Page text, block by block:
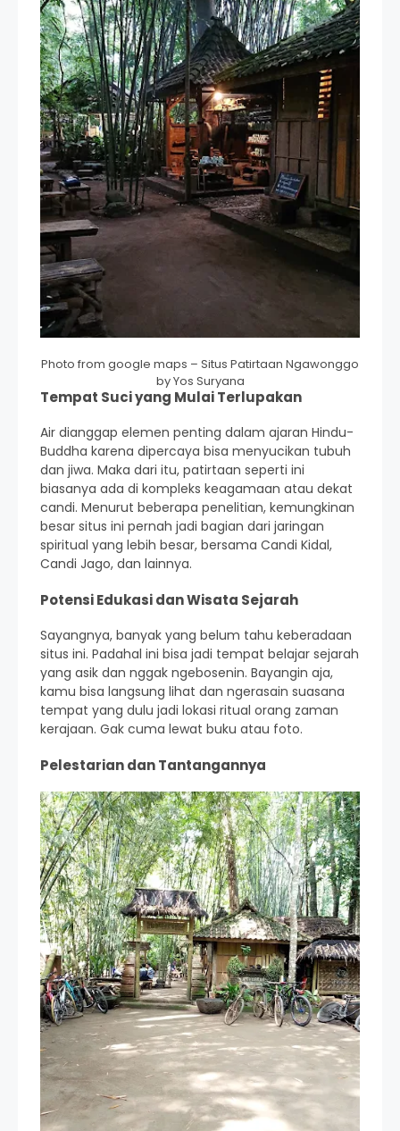
Photo from google maps – Situs Patirtaan Ngawonggo
by Yos Suryana
Tempat Suci yang Mulai Terlupakan
Air dianggap elemen penting dalam ajaran Hindu-
Buddha karena dipercaya bisa menyucikan tubuh
dan jiwa. Maka dari itu, patirtaan seperti ini
biasanya ada di kompleks keagamaan atau dekat
candi. Menurut beberapa penelitian, kemungkinan
besar situs ini pernah jadi bagian dari jaringan
spiritual yang lebih besar, bersama Candi Kidal,
Candi Jago, dan lainnya.
Potensi Edukasi dan Wisata Sejarah
Sayangnya, banyak yang belum tahu keberadaan
situs ini. Padahal ini bisa jadi tempat belajar sejarah
yang asik dan nggak ngebosenin. Bayangin aja,
kamu bisa langsung lihat dan ngerasain suasana
tempat yang dulu jadi lokasi ritual orang zaman
kerajaan. Gak cuma lewat buku atau foto.
Pelestarian dan Tantangannya